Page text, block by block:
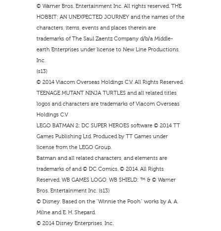
© Warner Bros. Entertainment Inc. All rights reserved. THE
HOBBIT: AN UNEXPECTED JOURNEY and the names of the
characters, items, events and places therein are
trademarks of The Saul Zaentz Company d/b/a Middle-
earth Enterprises under license to New Line Productions,
Inc.
(s13)
© 2014 Viacom Overseas Holdings C.V. All Rights Reserved.
TEENAGE MUTANT NINJA TURTLES and all related titles,
logos and characters are trademarks of Viacom Overseas
Holdings C.V
LEGO BATMAN 2: DC SUPER HEROES software © 2014 TT
Games Publishing Ltd. Produced by TT Games under
license from the LEGO Group.
Batman and all related characters, and elements are
trademarks of and © DC Comics. © 2014. All Rights
Reserved. WB GAMES LOGO, WB SHIELD: ™ & © Warner
Bros. Entertainment Inc. (s13)
© Disney. Based on the “Winnie the Pooh” works by A. A.
Milne and E. H. Shepard.
© 2014 Disney Enterprises, Inc.